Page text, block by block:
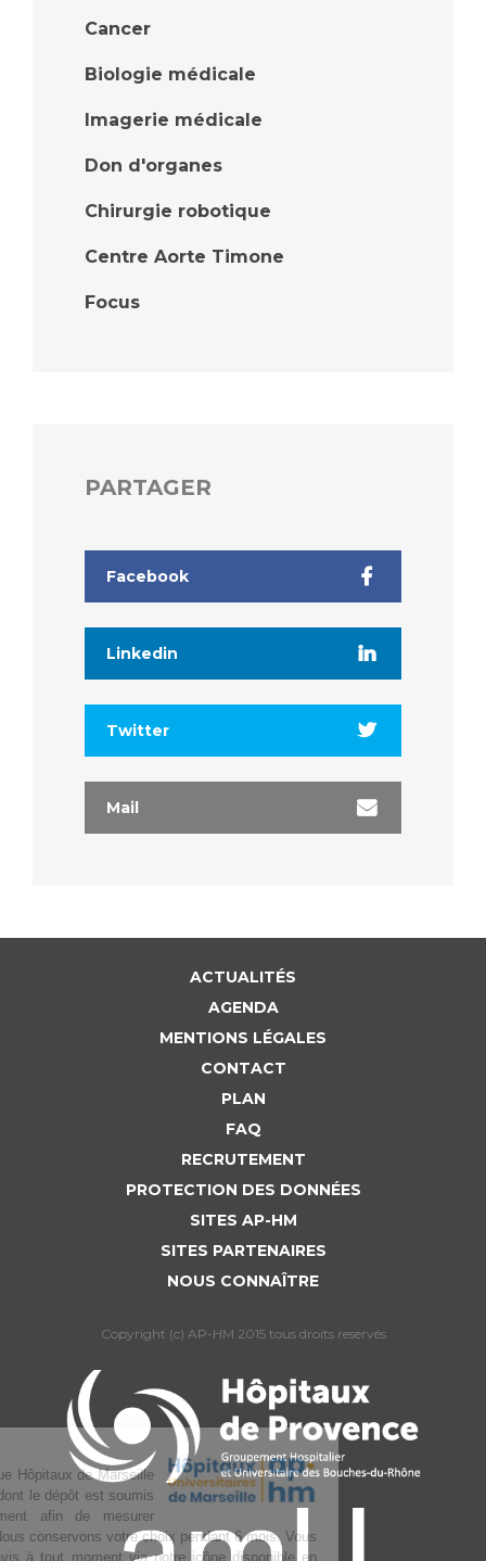
Cancer
Biologie médicale
Imagerie médicale
Don d'organes
Chirurgie robotique
Centre Aorte Timone
Focus
PARTAGER
Facebook
Linkedin
Twitter
Mail
ACTUALITÉS
AGENDA
MENTIONS LÉGALES
CONTACT
PLAN
FAQ
RECRUTEMENT
PROTECTION DES DONNÉES
SITES AP-HM
SITES PARTENAIRES
NOUS CONNAÎTRE
Copyright (c) AP-HM 2015 tous droits reservés
L’Assistance publique Hôpitaux de Marseille
utilise des cookies dont le dépôt est soumis
à votre consentement afin de mesurer
l’audience du site. Nous conservons votre choix pendant 6 mois. Vous
pouvez changer d’avis à tout moment via notre icône disponible en